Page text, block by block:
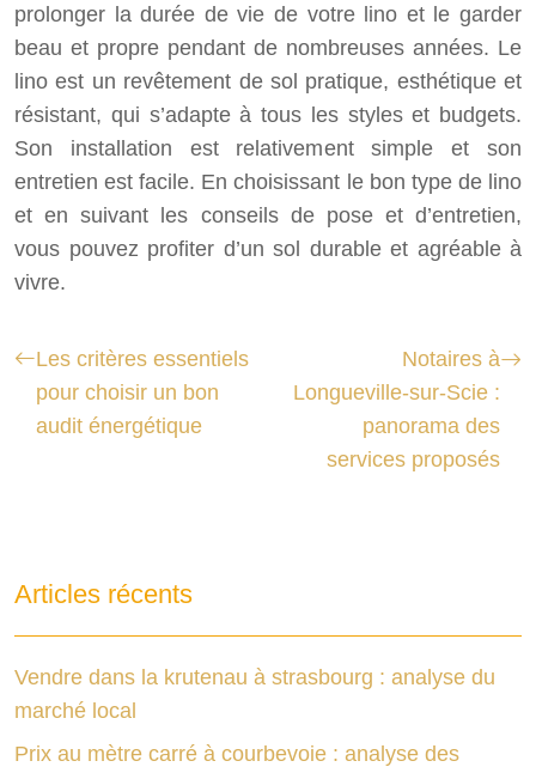
prolonger la durée de vie de votre lino et le garder
beau et propre pendant de nombreuses années. Le
lino est un revêtement de sol pratique, esthétique et
résistant, qui s’adapte à tous les styles et budgets.
Son installation est relativement simple et son
entretien est facile. En choisissant le bon type de lino
et en suivant les conseils de pose et d’entretien,
vous pouvez profiter d’un sol durable et agréable à
vivre.
Les critères essentiels
pour choisir un bon
audit énergétique
Notaires à
Longueville-sur-Scie :
panorama des
services proposés
Articles récents
Vendre dans la krutenau à strasbourg : analyse du
marché local
Prix au mètre carré à courbevoie : analyse des